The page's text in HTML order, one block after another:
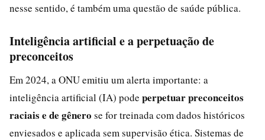
nesse sentido, é também uma questão de saúde pública.
Inteligência artificial e a perpetuação de
preconceitos
Em 2024, a ONU emitiu um alerta importante: a
inteligência artificial (IA) pode perpetuar preconceitos
raciais e de gênero se for treinada com dados históricos
enviesados e aplicada sem supervisão ética. Sistemas de